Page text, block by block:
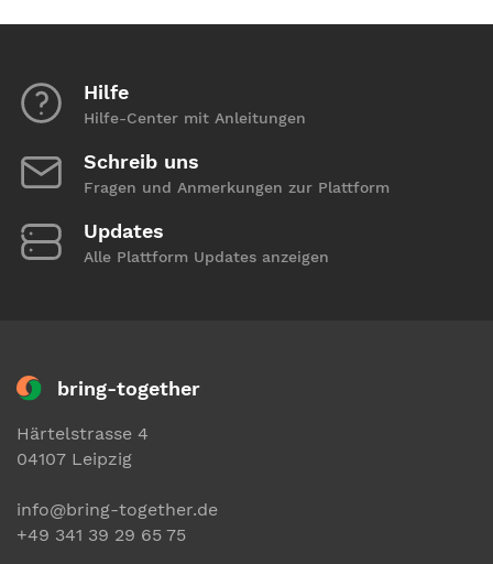
Hilfe
Hilfe-Center mit Anleitungen
Schreib uns
Fragen und Anmerkungen zur Plattform
Updates
Alle Plattform Updates anzeigen
bring-together
Härtelstrasse 4
04107 Leipzig
info@bring-together.de
+49 341 39 29 65 75